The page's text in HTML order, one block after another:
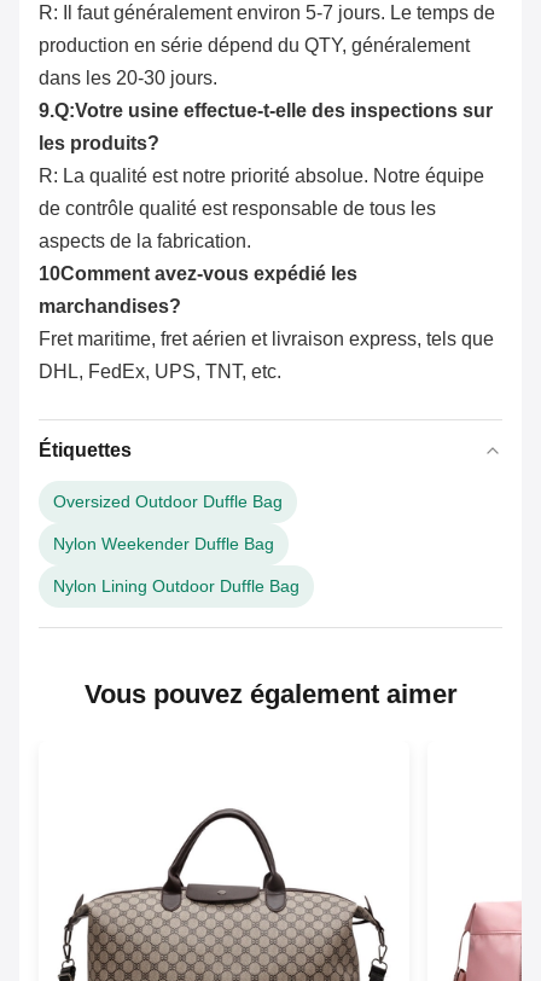
R: Il faut généralement environ 5-7 jours. Le temps de
production en série dépend du QTY, généralement
dans les 20-30 jours.
9.Q:Votre usine effectue-t-elle des inspections sur
les produits?
R: La qualité est notre priorité absolue. Notre équipe
de contrôle qualité est responsable de tous les
aspects de la fabrication.
10Comment avez-vous expédié les
marchandises?
Fret maritime, fret aérien et livraison express, tels que
DHL, FedEx, UPS, TNT, etc.
Étiquettes
Oversized Outdoor Duffle Bag
Nylon Weekender Duffle Bag
Nylon Lining Outdoor Duffle Bag
Vous pouvez également aimer